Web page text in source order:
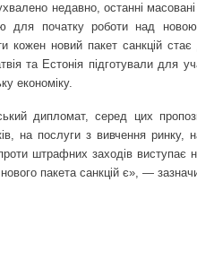
недавно, останні масовані
для початку роботи над
новий пакет санкцій стає
та Естонія підготували для
економіку.
дипломат, серед цих
на послуги з вивчення
штрафних заходів виступає
пакета санкцій є», —